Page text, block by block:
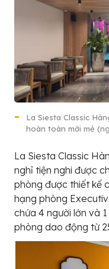
La Siesta Classic
hoàn toàn mới mẻ
La Siesta Classic
nghỉ tiện nghi được
phòng được thiết kế
hạng phòng
chứa 4 người lớn và
phòng dao động từ